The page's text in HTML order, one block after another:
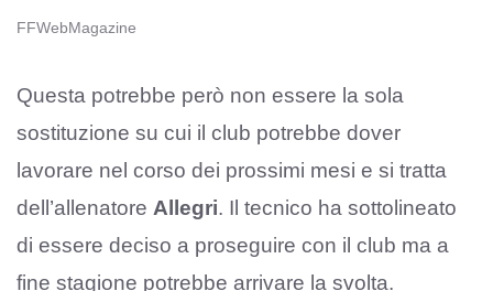
FFWebMagazine
Questa potrebbe però non essere la sola
sostituzione su cui il club potrebbe dover
lavorare nel corso dei prossimi mesi e si tratta
dell’allenatore Allegri. Il tecnico ha sottolineato
di essere deciso a proseguire con il club ma a
fine stagione potrebbe arrivare la svolta.